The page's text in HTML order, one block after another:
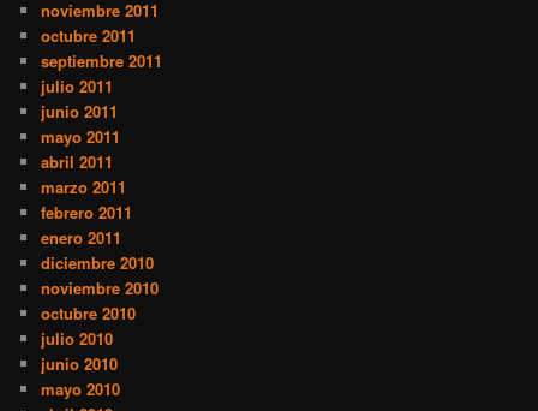
noviembre 2011
octubre 2011
septiembre 2011
julio 2011
junio 2011
mayo 2011
abril 2011
marzo 2011
febrero 2011
enero 2011
diciembre 2010
noviembre 2010
octubre 2010
julio 2010
junio 2010
mayo 2010